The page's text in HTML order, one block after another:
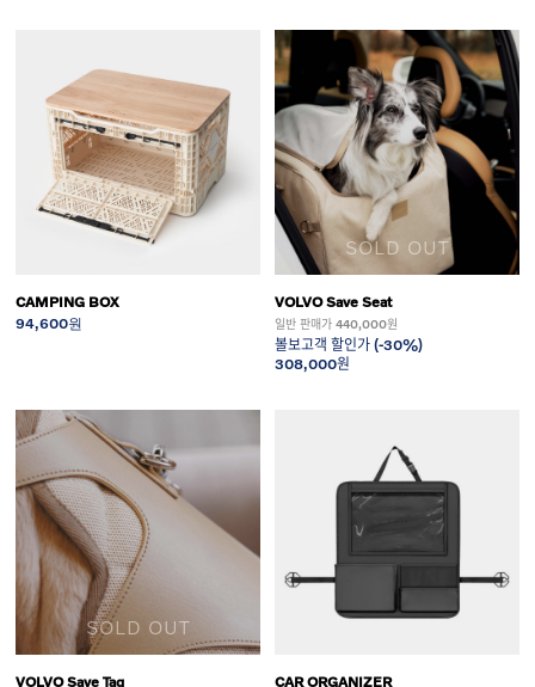
CAMPING BOX
94,600원
SOLD OUT
VOLVO Save Seat
일반 판매가 440,000원
볼보고객 할인가 (-30%)
308,000원
SOLD OUT
VOLVO Save Tag
CAR ORGANIZER